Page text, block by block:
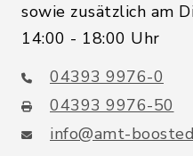
sowie zusätzlich am
14:00 - 18:00 Uhr
04393 9976-0
04393 9976-50
info@amt-